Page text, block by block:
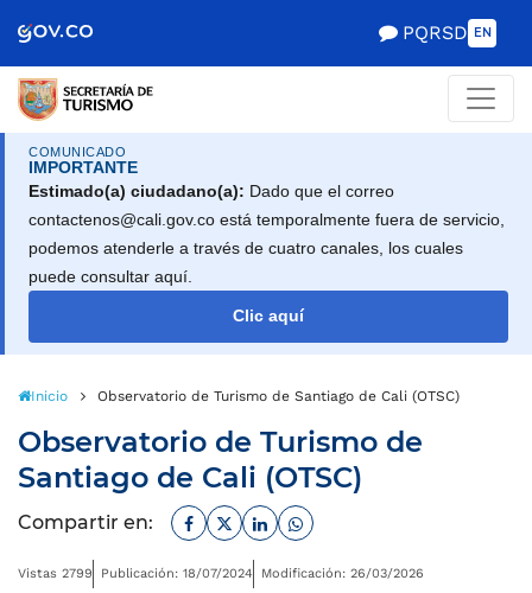
de Gobierno
PQRSD EN
COMUNICADO
IMPORTANTE
Estimado(a) ciudadano(a): Dado que el correo
contactenos@cali.gov.co está temporalmente fuera de servicio,
podemos atenderle a través de cuatro canales, los cuales
puede consultar aquí.
Clic aquí
Inicio Observatorio de Turismo de Santiago de Cali (OTSC)
Observatorio de Turismo de
Santiago de Cali (OTSC)
Compartir en: Facebook
TwitterLinkedinWhatsapp
Vistas 2799 Publicación: 18/07/2024 Modificación: 26/03/2026